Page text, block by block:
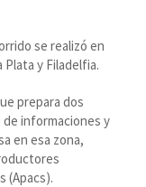
se realizó en
Plata y Filadelfia.
prepara dos
informaciones y
en esa zona,
(Apacs).